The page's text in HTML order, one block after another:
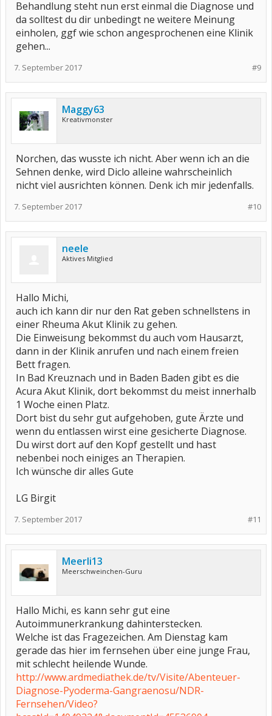
Behandlung steht nun erst einmal die Diagnose und
da solltest du dir unbedingt ne weitere Meinung
einholen, ggf wie schon angesprochenen eine Klinik
gehen...
#9
7. September 2017
Maggy63
Kreativmonster
Norchen, das wusste ich nicht. Aber wenn ich an die
Sehnen denke, wird Diclo alleine wahrscheinlich
nicht viel ausrichten können. Denk ich mir jedenfalls.
#10
7. September 2017
neele
Aktives Mitglied
Hallo Michi,
auch ich kann dir nur den Rat geben schnellstens in
einer Rheuma Akut Klinik zu gehen.
Die Einweisung bekommst du auch vom Hausarzt,
dann in der Klinik anrufen und nach einem freien
Bett fragen.
In Bad Kreuznach und in Baden Baden gibt es die
Acura Akut Klinik, dort bekommst du meist innerhalb
1 Woche einen Platz.
Dort bist du sehr gut aufgehoben, gute Ärzte und
wenn du entlassen wirst eine gesicherte Diagnose.
Du wirst dort auf den Kopf gestellt und hast
nebenbei noch einiges an Therapien.
Ich wünsche dir alles Gute
LG Birgit
#11
7. September 2017
Meerli13
Meerschweinchen-Guru
Hallo Michi, es kann sehr gut eine
Autoimmunerkrankung dahinterstecken.
Welche ist das Fragezeichen. Am Dienstag kam
gerade das hier im fernsehen über eine junge Frau,
mit schlecht heilende Wunde.
http://www.ardmediathek.de/tv/Visite/Abenteuer-
Diagnose-Pyoderma-Gangraenosu/NDR-
Fernsehen/Video?